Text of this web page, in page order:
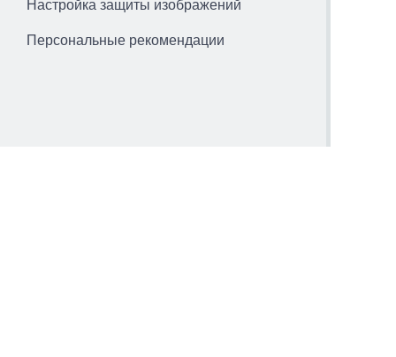
Персональные рекомендации